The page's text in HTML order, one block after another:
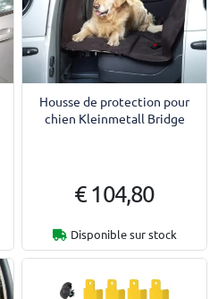
Housse de protection pour
chien Kleinmetall Bridge
€ 104,80
Disponible sur stock